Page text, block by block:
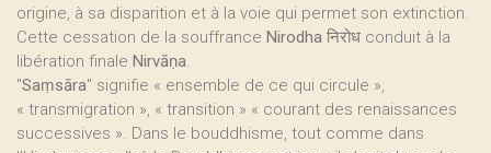
origine, à sa disparition et à la voie qui permet son extinction.
Cette cessation de la souffrance Nirodha निरोध conduit à la
libération finale Nirvāṇa.
"Saṃsāra" signifie « ensemble de ce qui circule »,
« transmigration », « transition » « courant des renaissances
successives ». Dans le bouddhisme, tout comme dans